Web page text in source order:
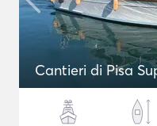
Cantieri di Pisa